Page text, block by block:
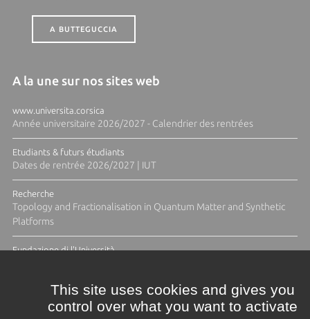
A BUTTEGUCCIA
A la une sur nos sites web
www.universita.corsica
Année universitaire 2026/2027 - Calendrier des rentrées
Etudiants & futurs étudiants
Dates de rentrée 2026/2027 | IUT
Recherche
Topology and Fractionalisation in Quantum Matter and Synthetic
Platforms
Fundazione di l'Università
This site uses cookies and gives you
control over what you want to activate